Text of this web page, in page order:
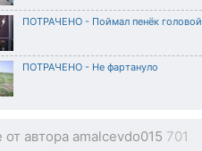
ПОТРАЧЕНО - Поймал пенёк головой
ПОТРАЧЕНО - Не фартануло
автора amalcevdo015 701